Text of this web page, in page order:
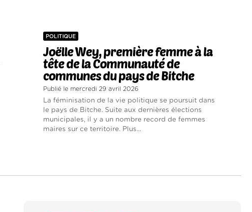
POLITIQUE
Joëlle Wey, première femme à la
tête de la Communauté de
communes du pays de Bitche
Publié le mercredi 29 avril 2026
La féminisation de la vie politique se poursuit dans
le pays de Bitche. Suite aux dernières élections
municipales, il y a un nombre record de femmes
maires sur ce territoire. Plus...